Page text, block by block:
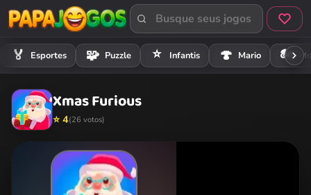
🏅 Esportes 🧩 Puzzle ⭐ Infantis 🍄 Mario 🏍️
Xmas Furious
⭐ 4(26 votos)